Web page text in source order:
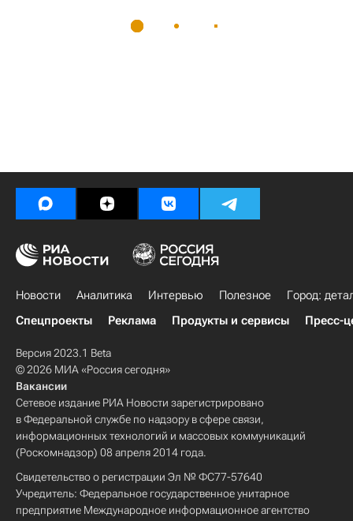
Новости Аналитика Интервью Полезное
Город:
Спецпроекты
Реклама Продукты и сервисы Пресс-
Версия 2023.1 Beta
© 2026 МИА «Россия сегодня»
Вакансии
Сетевое издание РИА Новости зарегистрировано
в Федеральной службе по надзору в сфере связи,
информационных технологий и массовых коммуникаций
(Роскомнадзор) 08 апреля 2014 года.
Свидетельство о регистрации Эл № ФС77-57640
Учредитель: Федеральное государственное унитарное
предприятие Международное информационное агентство